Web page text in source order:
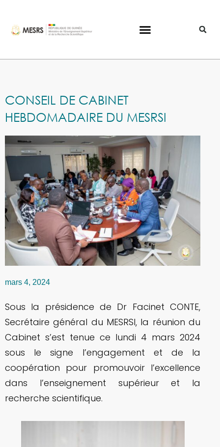
CONSEIL DE CABINET
HEBDOMADAIRE DU MESRSI
mars 4, 2024
Sous la présidence de Dr Facinet CONTE,
Secrétaire général du MESRSI, la réunion du
Cabinet s’est tenue ce lundi 4 mars 2024
sous le signe l’engagement et de la
coopération pour promouvoir l’excellence
dans l’enseignement supérieur et la
recherche scientifique.